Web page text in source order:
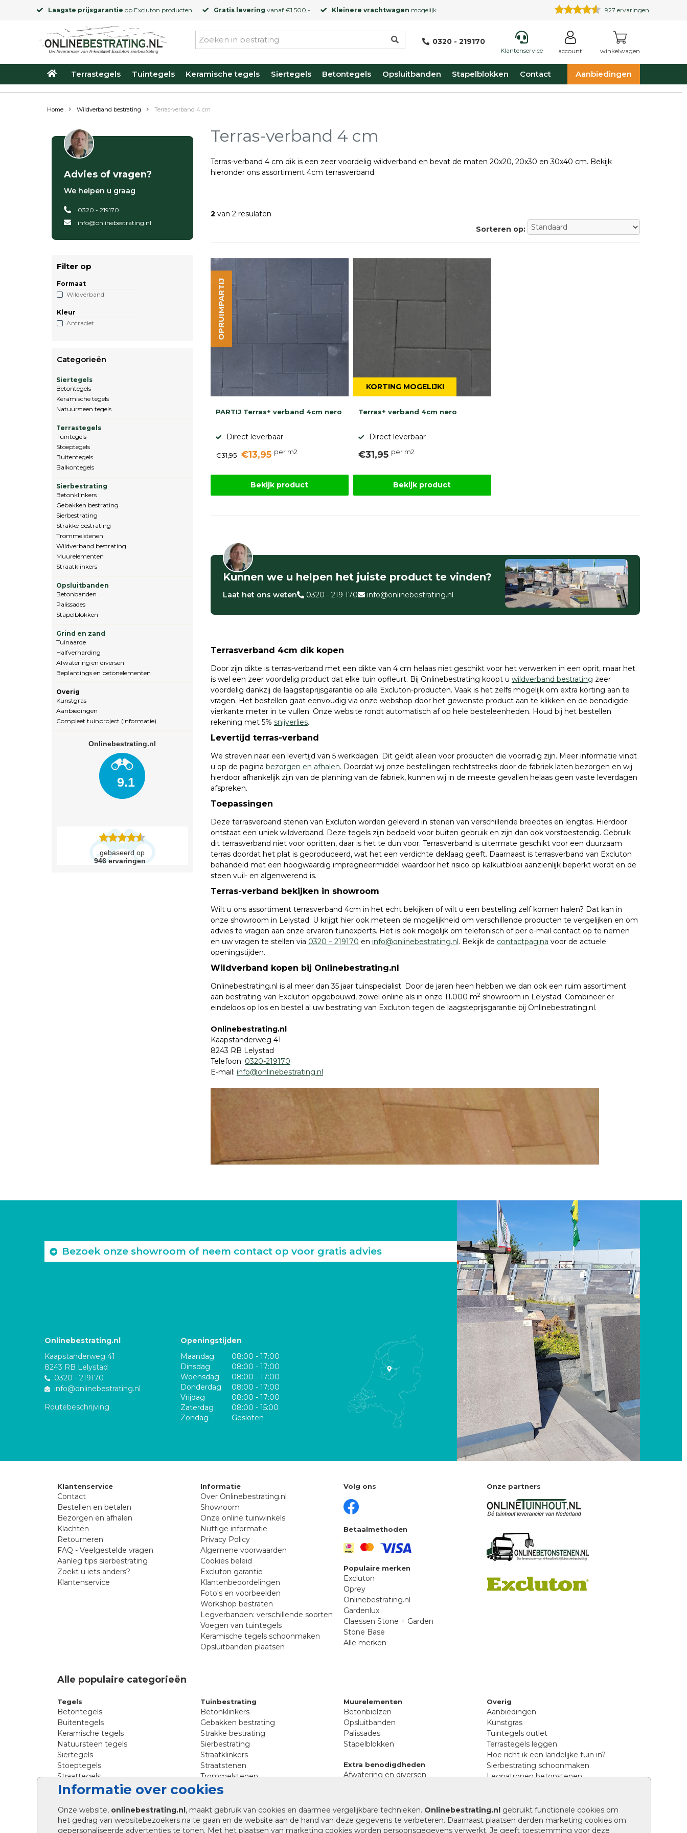
Laagste prijsgarantie op Excluton producten Gratis levering vanaf €1.500,- Kleinere vrachtwagen mogelijk 927 ervaringen
0320 - 219170
Klantenservice account winkelwagen
Terrastegels Tuintegels Keramische tegels Siertegels Betontegels Opsluitbanden Stapelblokken Contact Aanbiedingen
Informatie over cookies
Onze website, onlinebestrating.nl, maakt gebruik van cookies en daarmee vergelijkbare technieken. Onlinebestrating.nl gebruikt functionele cookies om
het gedrag van websitebezoekers na te gaan en de website aan de hand van deze gegevens te verbeteren. Daarnaast plaatsen derden marketing cookies om
gepersonaliseerde advertenties te tonen. Met het plaatsen van marketing cookies worden persoonsgegevens verwerkt. Je geeft toestemming voor deze
Home Wildverband bestrating Terras-verband 4 cm
Advies of vragen?
We helpen u graag
0320 - 219170
info@onlinebestrating.nl
Filter op
Formaat
Wildverband
Kleur
Antraciet
Categorieën
Siertegels
Betontegels
Keramische tegels
Natuursteen tegels
Terrastegels
Tuintegels
Stoeptegels
Buitentegels
Balkontegels
Sierbestrating
Betonklinkers
Gebakken bestrating
Sierbestrating
Strakke bestrating
Trommelstenen
Wildverband bestrating
Muurelementen
Straatklinkers
Opsluitbanden
Betonbanden
Palissades
Stapelblokken
Grind en zand
Tuinaarde
Halfverharding
Afwatering en diversen
Beplantings en betonelementen
Overig
Kunstgras
Aanbiedingen
Compleet tuinproject (informatie)
Onlinebestrating.nl
9.1
gebaseerd op
946 ervaringen
Terras-verband 4 cm
Terras-verband 4 cm dik is een zeer voordelig wildverband en bevat de maten 20x20, 20x30 en 30x40 cm. Bekijk
hieronder ons assortiment 4cm terrasverband.
2 van 2 resulaten
Sorteren op:
PARTIJ Terras+ verband 4cm nero
Direct leverbaar
€31,95 €13,95 per m2
OPRUIMPARTIJ
Bekijk product
KORTING MOGELIJK!
Terras+ verband 4cm nero
Direct leverbaar
€31,95 per m2
Bekijk product
Kunnen we u helpen het juiste product te vinden?
Laat het ons weten 0320 - 219 170 info@onlinebestrating.nl
Terrasverband 4cm dik kopen
Door zijn dikte is terras-verband met een dikte van 4 cm helaas niet geschikt voor het verwerken in een oprit, maar het
is wel een zeer voordelig product dat elke tuin opfleurt. Bij Onlinebestrating koopt u wildverband bestrating zeer
voordelig dankzij de laagsteprijsgarantie op alle Excluton-producten. Vaak is het zelfs mogelijk om extra korting aan te
vragen. Het bestellen gaat eenvoudig via onze webshop door het gewenste product aan te klikken en de benodigde
vierkante meter in te vullen. Onze website rondt automatisch af op hele besteleenheden. Houd bij het bestellen
rekening met 5% snijverlies.
Levertijd terras-verband
We streven naar een levertijd van 5 werkdagen. Dit geldt alleen voor producten die voorradig zijn. Meer informatie vindt
u op de pagina bezorgen en afhalen. Doordat wij onze bestellingen rechtstreeks door de fabriek laten bezorgen en wij
hierdoor afhankelijk zijn van de planning van de fabriek, kunnen wij in de meeste gevallen helaas geen vaste leverdagen
afspreken.
Toepassingen
Deze terrasverband stenen van Excluton worden geleverd in stenen van verschillende breedtes en lengtes. Hierdoor
ontstaat een uniek wildverband. Deze tegels zijn bedoeld voor buiten gebruik en zijn dan ook vorstbestendig. Gebruik
dit terrasverband niet voor opritten, daar is het te dun voor. Terrasverband is uitermate geschikt voor een duurzaam
terras doordat het plat is geproduceerd, wat het een verdichte deklaag geeft. Daarnaast is terrasverband van Excluton
behandeld met een hoogwaardig impregneermiddel waardoor het risico op kalkuitbloei aanzienlijk beperkt wordt en de
steen vuil- en algenwerend is.
Terras-verband bekijken in showroom
Wilt u ons assortiment terrasverband 4cm in het echt bekijken of wilt u een bestelling zelf komen halen? Dat kan in
onze showroom in Lelystad. U krijgt hier ook meteen de mogelijkheid om verschillende producten te vergelijken en om
advies te vragen aan onze ervaren tuinexperts. Het is ook mogelijk om telefonisch of per e-mail contact op te nemen
en uw vragen te stellen via 0320 – 219170 en info@onlinebestrating.nl. Bekijk de contactpagina voor de actuele
openingstijden.
Wildverband kopen bij Onlinebestrating.nl
Onlinebestrating.nl is al meer dan 35 jaar tuinspecialist. Door de jaren heen hebben we dan ook een ruim assortiment
aan bestrating van Excluton opgebouwd, zowel online als in onze 11.000 m2showroom in Lelystad. Combineer er
eindeloos op los en bestel al uw bestrating van Excluton tegen de laagsteprijsgarantie bij Onlinebestrating.nl.
Onlinebestrating.nl
Kaapstanderweg 41
8243 RB Lelystad
Telefoon: 0320-219170
E-mail: info@onlinebestrating.nl
Bezoek onze showroom of neem contact op voor gratis advies
Onlinebestrating.nl
Kaapstanderweg 41
8243 RB Lelystad
0320 - 219170
info@onlinebestrating.nl
Routebeschrijving
Openingstijden
Maandag
08:00 - 17:00
Dinsdag
08:00 - 17:00
Woensdag
08:00 - 17:00
Donderdag
08:00 - 17:00
Vrijdag
08:00 - 17:00
Zaterdag
08:00 - 15:00
Zondag
Gesloten
Klantenservice
Contact
Bestellen en betalen
Bezorgen en afhalen
Klachten
Retourneren
FAQ - Veelgestelde vragen
Aanleg tips sierbestrating
Zoekt u iets anders?
Klantenservice
Informatie
Over Onlinebestrating.nl
Showroom
Onze online tuinwinkels
Nuttige informatie
Privacy Policy
Algemene voorwaarden
Cookies beleid
Excluton garantie
Klantenbeoordelingen
Foto's en voorbeelden
Workshop bestraten
Legverbanden: verschillende soorten
Voegen van tuintegels
Keramische tegels schoonmaken
Opsluitbanden plaatsen
Volg ons
Betaalmethoden
Populaire merken
Excluton
Oprey
Onlinebestrating.nl
Gardenlux
Claessen Stone + Garden
Stone Base
Alle merken
Onze partners
Alle populaire categorieën
Tegels
Betontegels
Buitentegels
Keramische tegels
Natuursteen tegels
Siertegels
Stoeptegels
Straattegels
Terrastegels
Tuinbestrating
Betonklinkers
Gebakken bestrating
Strakke bestrating
Sierbestrating
Straatklinkers
Straatstenen
Trommelstenen
Tuinstenen
Wildverband bestrating
Kingstones
Muurelementen
Betonbielzen
Opsluitbanden
Palissades
Stapelblokken
Extra benodigdheden
Afwatering en diversen
Oprit tegels
Overig
Aanbiedingen
Kunstgras
Tuintegels outlet
Terrastegels leggen
Hoe richt ik een landelijke tuin in?
Sierbestrating schoonmaken
Legpatronen betonstenen
Verschil betontegels en keramische
tegels
Tuin renoveren